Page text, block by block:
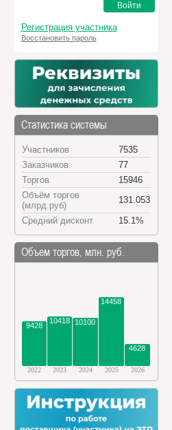
Войти
Регистрация участника
Восстановить пароль
Статистика системы
Участников
7535
Заказчиков
77
Торгов
15946
Объём торгов
(млрд.руб)
131.053
Средний дисконт
15.1%
Объем торгов, млн. руб.
9428
10418 10100
14458
4628
2022 2023 2024 2025 2026